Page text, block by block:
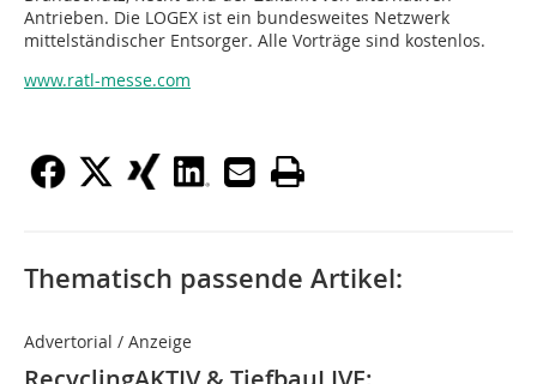
Antrieben. Die LOGEX ist ein bundesweites Netzwerk
mittelständischer Entsorger. Alle Vorträge sind kostenlos.
www.ratl-messe.com
Thematisch passende Artikel:
Advertorial / Anzeige